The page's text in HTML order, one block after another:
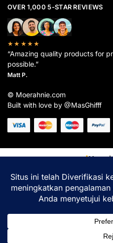
OVER 1,000 5-STAR REVIEWS
★★★★★
“Amazing quality products for
possible.”
Matt P.
© Moerahnie.com
Built with love by @MasGhifff
pengalaman